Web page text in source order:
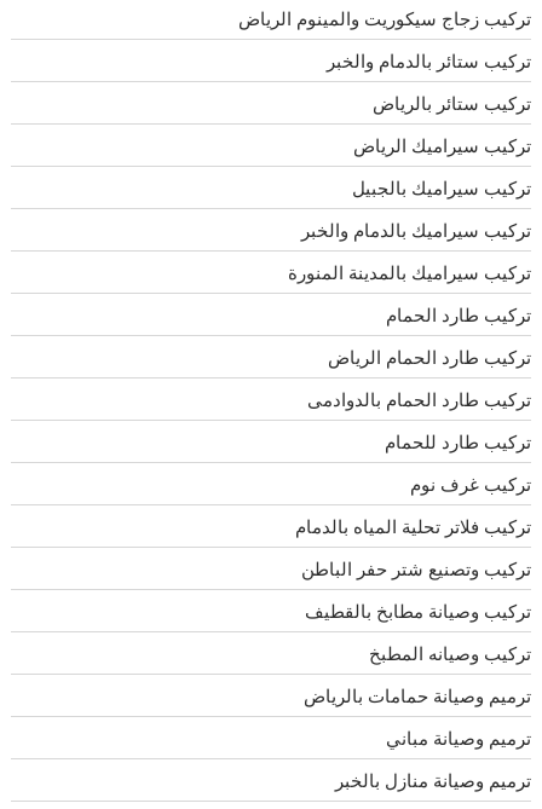
تركيب زجاج سيكوريت والمينوم الرياض
تركيب ستائر بالدمام والخبر
تركيب ستائر بالرياض
تركيب سيراميك الرياض
تركيب سيراميك بالجبيل
تركيب سيراميك بالدمام والخبر
تركيب سيراميك بالمدينة المنورة
تركيب طارد الحمام
تركيب طارد الحمام الرياض
تركيب طارد الحمام بالدوادمى
تركيب طارد للحمام
تركيب غرف نوم
تركيب فلاتر تحلية المياه بالدمام
تركيب وتصنيع شتر حفر الباطن
تركيب وصيانة مطابخ بالقطيف
تركيب وصيانه المطبخ
ترميم وصيانة حمامات بالرياض
ترميم وصيانة مباني
ترميم وصيانة منازل بالخبر